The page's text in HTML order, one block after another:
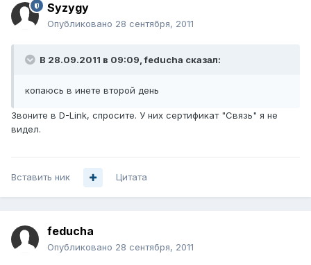
Syzygy
Опубликовано 28 сентября, 2011
В 28.09.2011 в 09:09, feducha сказал:
копаюсь в инете второй день
Звоните в D-Link, спросите. У них сертификат "Связь" я не
видел.
Вставить ник Цитата
feducha
Опубликовано 28 сентября, 2011